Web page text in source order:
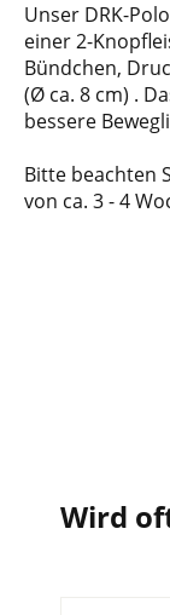
Unser DRK-
einer 2-
Bündchen,
(Ø ca. 8 cm) .
bessere
Bitte beachten
von ca. 3 - 4
Wird